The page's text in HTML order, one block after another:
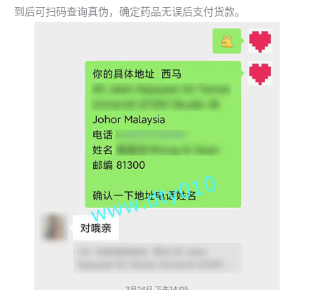
到后可扫码查询真伪，确定药品无误后支付货款。